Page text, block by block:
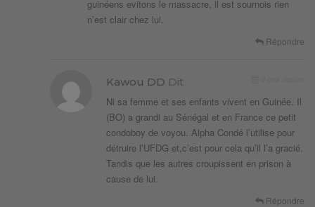
guinéens evitons le massacre, il est sournois rien
n’est clair chez lui.
Répondre
Kawou DD Dit
Ni sa femme et ses enfants vivent en Guinée. Il
(BO) a grandi au Sénégal et en France ce petit
condoboy de voyou. Alpha Condé l’utilise pour
détruire l’UFDG et,c’est pour cela qu’il l’a gracié.
Tandis que les autres croupissent en prison à
cause de lui.
Répondre